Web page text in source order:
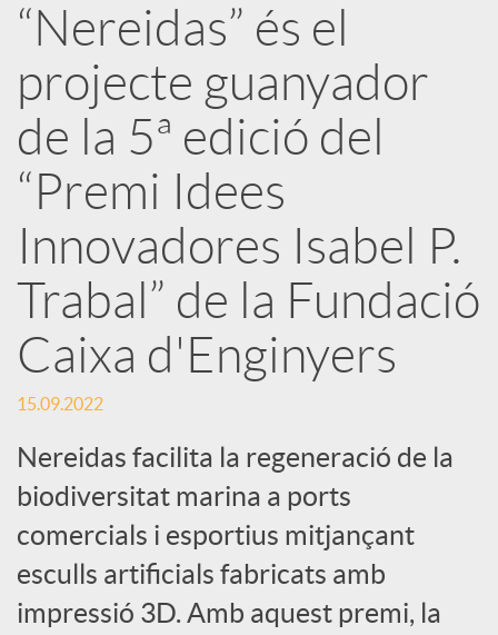
b
l
i
c
a
d
o
r
d
“Nereidas” és el
projecte guanyador
de la 5ª edició del
“Premi Idees
Innovadores Isabel P.
Trabal” de la Fundació
Caixa d'Enginyers
15.09.2022
Nereidas facilita la regeneració de la
biodiversitat marina a ports
comercials i esportius mitjançant
esculls artificials fabricats amb
impressió 3D. Amb aquest premi, la